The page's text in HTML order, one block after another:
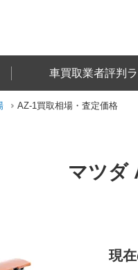
車買取業者評判
AZ-1買取相場・査定価格
マツダ
現